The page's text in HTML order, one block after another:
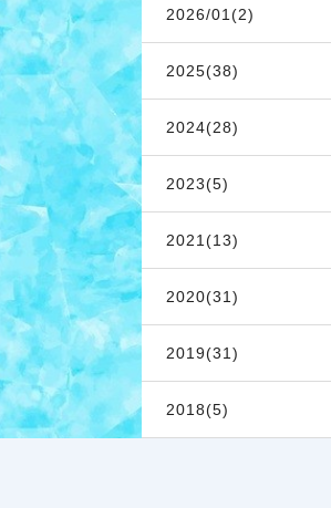
2026/01(2)
2025(38)
2024(28)
2023(5)
2021(13)
2020(31)
2019(31)
2018(5)